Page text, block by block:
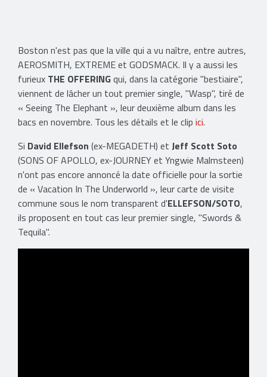
Boston n'est pas que la ville qui a vu naître, entre autres,
AEROSMITH, EXTREME et GODSMACK. Il y a aussi les
furieux THE OFFERINGqui, dans la catégorie "bestiaire",
viennent de lâcher un tout premier single, "Wasp", tiré de
« Seeing The Elephant », leur deuxième album dans les
bacs en novembre. Tous les détails et le clip ici.
Si David Ellefson (ex-MEGADETH) et Jeff Scott Soto
(SONS OF APOLLO, ex-JOURNEY et Yngwie Malmsteen)
n'ont pas encore annoncé la date officielle pour la sortie
de « Vacation In The Underworld », leur carte de visite
commune sous le nom transparent d'ELLEFSON/SOTO,
ils proposent en tout cas leur premier single, "Swords &
Tequila".